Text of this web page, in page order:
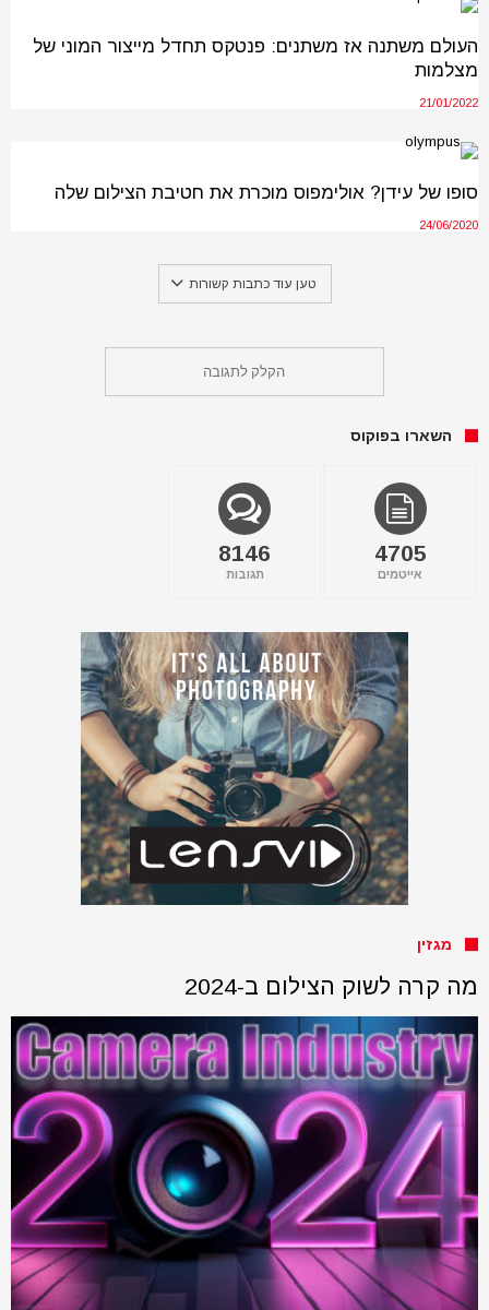
העולם משתנה אז משתנים: פנטקס תחדל מייצור המוני של
מצלמות
21/01/2022
סופו של עידן? אולימפוס מוכרת את חטיבת הצילום שלה
24/06/2020
טען עוד כתבות קשורות
הקלק לתגובה
השארו בפוקוס
4705
אייטמים
8146
תגובות
מגזין
מה קרה לשוק הצילום ב-2024